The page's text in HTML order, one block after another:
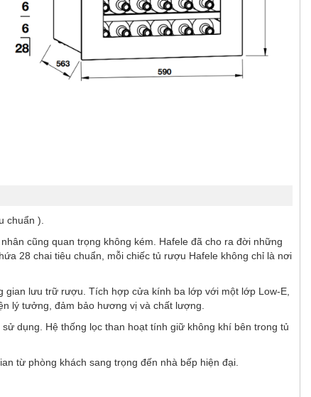
chuẩn ).
cũng quan trọng không kém. Hafele đã cho ra đời những
28 chai tiêu chuẩn, mỗi chiếc tủ rượu Hafele không chỉ là nơi
gian lưu trữ rượu. Tích hợp cửa kính ba lớp với một lớp Low-E,
lý tưởng, đảm bảo hương vị và chất lượng.
dụng. Hệ thống lọc than hoạt tính giữ không khí bên trong tủ
từ phòng khách sang trọng đến nhà bếp hiện đại.